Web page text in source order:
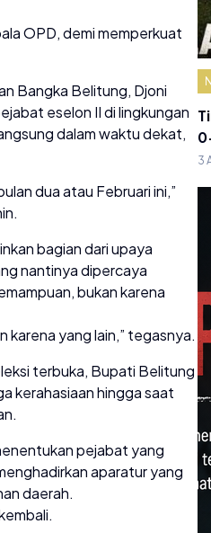
OPD, demi memperkuat
Bangka Belitung, Djoni
eselon II di lingkungan
dalam waktu dekat,
dua atau Februari ini,”
bagian dari upaya
nantinya dipercaya
bukan karena
karena yang lain,” tegasnya.
terbuka, Bupati Belitung
kerahasiaan hingga saat
pejabat yang
aparatur yang
daerah.
3